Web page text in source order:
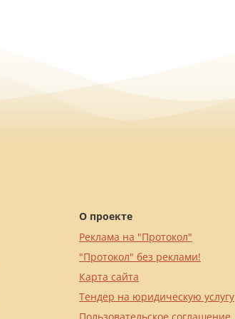
О проекте
Реклама на "Протокол"
"Протокол" без реклами!
Карта сайта
Тендер на юридическую услугу